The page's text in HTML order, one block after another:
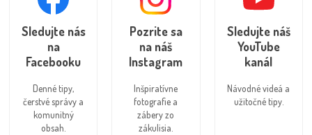
Sledujte nás
na
Facebooku
Denné tipy,
čerstvé správy a
komunitný
obsah.
Pozrite sa
na náš
Instagram
Inšpiratívne
fotografie a
zábery zo
zákulisia.
Sledujte náš
YouTube
kanál
Návodné videá a
užitočné tipy.